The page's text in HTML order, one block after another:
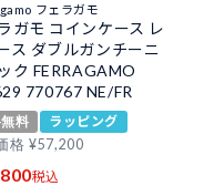
フェラガモ
ガモ コインケース レ
ス ダブルガンチーニ
ク FERRAGAMO
770767 NE/FR
料
ラッピング
格 ¥57,200
税込